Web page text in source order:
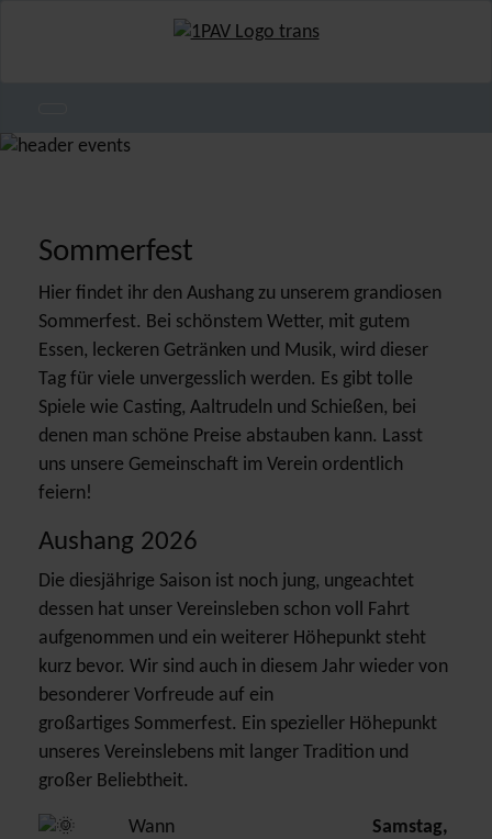
Sommerfest
Hier findet ihr den Aushang zu unserem grandiosen
Sommerfest. Bei schönstem Wetter, mit gutem
Essen, leckeren Getränken und Musik, wird dieser
Tag für viele unvergesslich werden. Es gibt tolle
Spiele wie Casting, Aaltrudeln und Schießen, bei
denen man schöne Preise abstauben kann. Lasst
uns unsere Gemeinschaft im Verein ordentlich
feiern!
Aushang 2026
Die diesjährige Saison ist noch jung, ungeachtet
dessen hat unser Vereinsleben schon voll Fahrt
aufgenommen und ein weiterer Höhepunkt steht
kurz bevor. Wir sind auch in diesem Jahr wieder von
besonderer Vorfreude auf ein
großartiges Sommerfest. Ein spezieller Höhepunkt
unseres Vereinslebens mit langer Tradition und
großer Beliebtheit.
Wann
Samstag,